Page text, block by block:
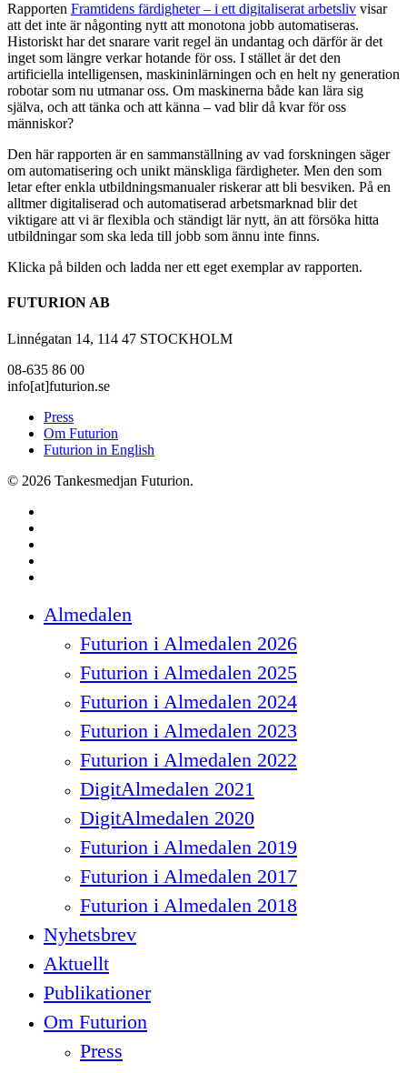
Rapporten Framtidens färdigheter – i ett digitaliserat arbetsliv visar
att det inte är någonting nytt att monotona jobb automatiseras.
Historiskt har det snarare varit regel än undantag och därför är det
inget som längre verkar hotande för oss. I stället är det den
artificiella intelligensen, maskininlärningen och en helt ny generation
robotar som nu utmanar oss. Om maskinerna både kan lära sig
själva, och att tänka och att känna – vad blir då kvar för oss
människor?
Den här rapporten är en sammanställning av vad forskningen säger
om automatisering och unikt mänskliga färdigheter. Men den som
letar efter enkla utbildningsmanualer riskerar att bli besviken. På en
alltmer digitaliserad och automatiserad arbetsmarknad blir det
viktigare att vi är flexibla och ständigt lär nytt, än att försöka hitta
utbildningar som ska leda till jobb som ännu inte finns.
Klicka på bilden och ladda ner ett eget exemplar av rapporten.
FUTURION AB
Linnégatan 14, 114 47 STOCKHOLM
08-635 86 00
info[at]futurion.se
Press
Om Futurion
Futurion in English
© 2026 Tankesmedjan Futurion.
Menu
Almedalen
Futurion i Almedalen 2026
Futurion i Almedalen 2025
Futurion i Almedalen 2024
Futurion i Almedalen 2023
Futurion i Almedalen 2022
DigitAlmedalen 2021
DigitAlmedalen 2020
Futurion i Almedalen 2019
Futurion i Almedalen 2017
Futurion i Almedalen 2018
Nyhetsbrev
Aktuellt
Publikationer
Om Futurion
Press